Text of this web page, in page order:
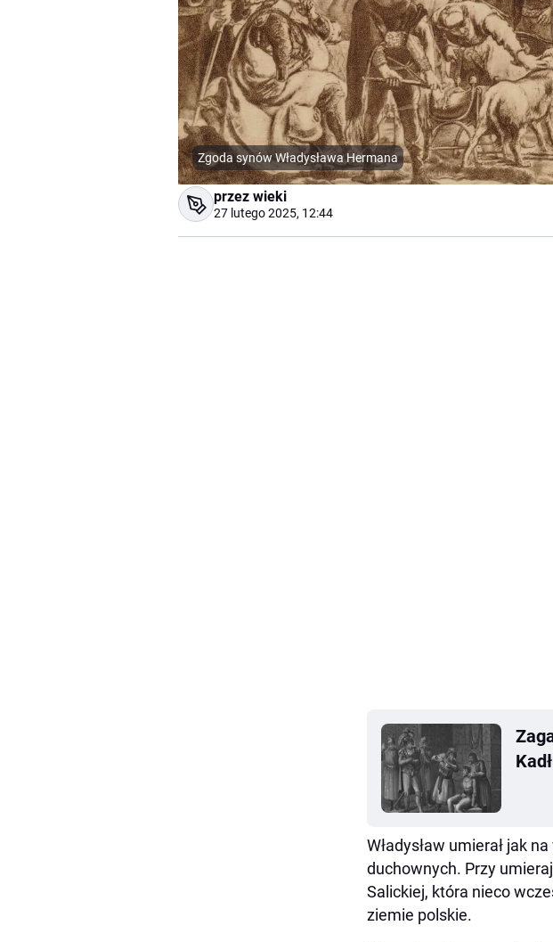
Zgoda synów Władysława Hermana
przez wieki
27 lutego 2025, 12:44
Władysław umierał jak
duchownych. Przy
Salickiej, która nieco
ziemie polskie.